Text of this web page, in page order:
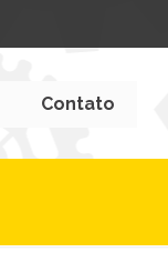
Contato